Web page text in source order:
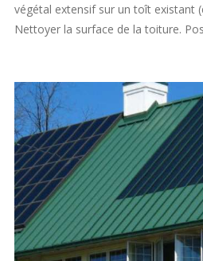
végétal extensif sur un toît existant
Nettoyer la surface de la toiture.